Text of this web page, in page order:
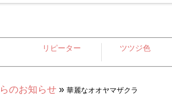
リピーター ツツジ色
のお知らせ » 華麗なオオヤマザクラ